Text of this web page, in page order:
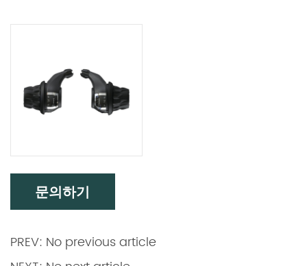
문의하기
PREV: No previous article